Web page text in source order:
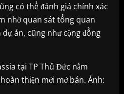
có thể đánh giá chính xác
nhờ quan sát tổng quan
án, cũng như cộng đồng